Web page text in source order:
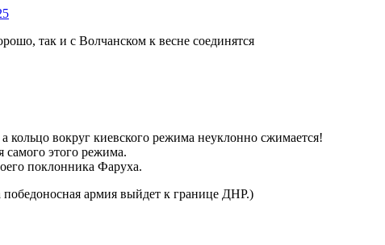
так и с Волчанском к весне соединятся
кольцо вокруг киевского режима неуклонно сжимается!
самого этого режима.
поклонника Фаруха.
победоносная армия выйдет к границе ДНР.)